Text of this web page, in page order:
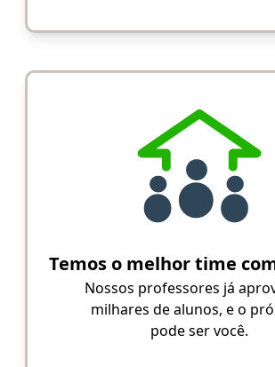
Temos o melhor time
Nossos professores já
milhares de alunos, e o
pode ser você.